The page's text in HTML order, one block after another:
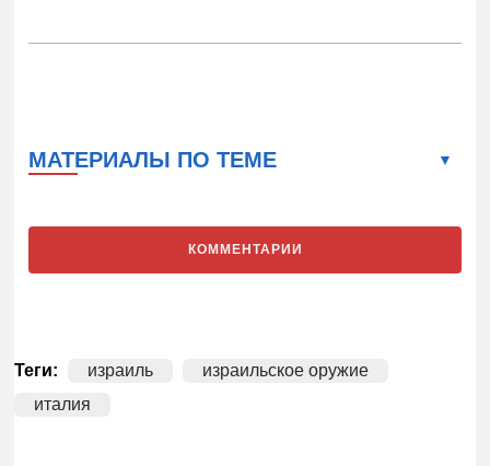
МАТЕРИАЛЫ ПО ТЕМЕ
КОММЕНТАРИИ
Теги: израиль
израильское оружие
италия